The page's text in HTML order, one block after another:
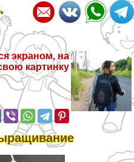
экраном, на
картинку